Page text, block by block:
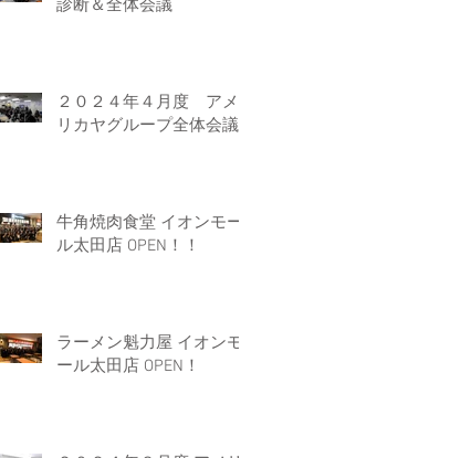
診断＆全体会議
２０２４年４月度 アメ
リカヤグループ全体会議
牛角焼肉食堂 イオンモー
ル太田店 OPEN！！
ラーメン魁力屋 イオンモ
ール太田店 OPEN！